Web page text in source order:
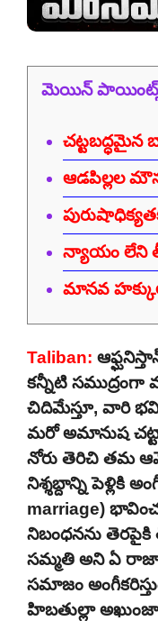
మెయిన్
ఆడపిల్లల
న్యాయం లేని
మానవ
Taliban:
కన్నీటి సముద్రంగా
చిదిమేస్తూ, వారి
మరో అమానుష
నోరు తెరిచి తమ
నిశ్శబ్దాన్ని పెళ్లికి
marriage)
నిబంధనను
సమ్మతి అని ఏ
సమాజం
హిబతుల్లా